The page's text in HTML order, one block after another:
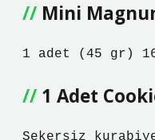
Mini
1 adet (45 gr)
1 Adet
Şekersiz